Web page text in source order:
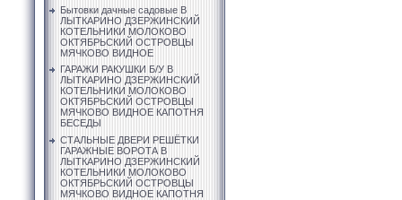
Бытовки дачные садовые В
ЛЫТКАРИНО ДЗЕРЖИНСКИЙ
КОТЕЛЬНИКИ МОЛОКОВО
ОКТЯБРЬСКИЙ ОСТРОВЦЫ
МЯЧКОВО ВИДНОЕ
ГАРАЖИ РАКУШКИ Б/У В
ЛЫТКАРИНО ДЗЕРЖИНСКИЙ
КОТЕЛЬНИКИ МОЛОКОВО
ОКТЯБРЬСКИЙ ОСТРОВЦЫ
МЯЧКОВО ВИДНОЕ КАПОТНЯ
БЕСЕДЫ
СТАЛЬНЫЕ ДВЕРИ РЕШЁТКИ
ГАРАЖНЫЕ ВОРОТА В
ЛЫТКАРИНО ДЗЕРЖИНСКИЙ
КОТЕЛЬНИКИ МОЛОКОВО
ОКТЯБРЬСКИЙ ОСТРОВЦЫ
МЯЧКОВО ВИДНОЕ КАПОТНЯ